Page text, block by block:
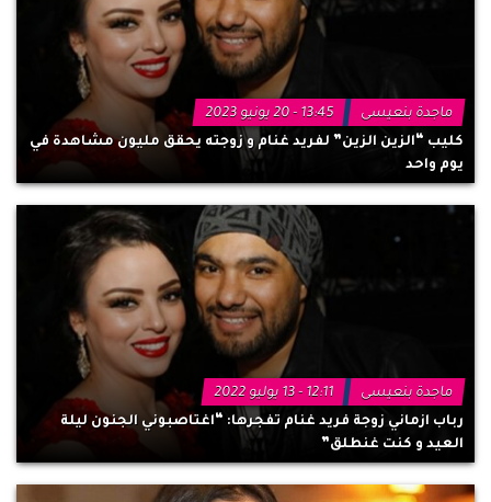
ماجدة بنعيسى
13:45 - 20 يونيو 2023
كليب “الزين الزين” لفريد غنام و زوجته يحقق مليون مشاهدة في
يوم واحد
ماجدة بنعيسى
12:11 - 13 يوليو 2022
رباب ازماني زوجة فريد غنام تفجرها: “اغتاصبوني الجنون ليلة
العيد و كنت غنطلق”